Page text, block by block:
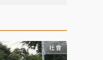
社會